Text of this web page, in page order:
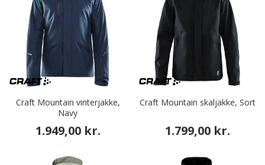
Craft Mountain vinterjakke,
Navy
1.949,00 kr.
Craft Mountain skaljakke, Sort
1.799,00 kr.